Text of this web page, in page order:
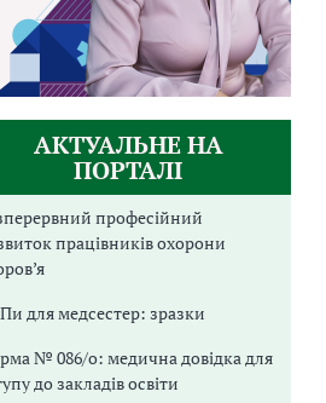
АКТУАЛЬНЕ НА
ПОРТАЛІ
професійний
працівників охорони
для медсестер: зразки
№ 086/о: медична довідка для
до закладів освіти